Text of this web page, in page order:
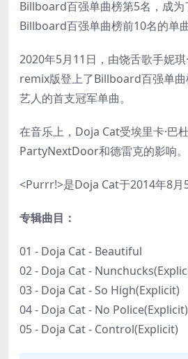
Billboard百强单曲榜第5名，成为
Billboard百强单曲榜前10名的单曲
2020年5月11日，由饶舌歌手妮琪
remix版登上了Billboard百强单
艺人的首支冠军单曲。
在音乐上，Doja Cat受埃里卡·巴
PartyNextDoor和德雷克的影响。
<Purrr!>是Doja Cat于2014年8月5
专辑曲目：
01 - Doja Cat - Beautiful
02 - Doja Cat -
03 - Doja Cat - So High(Explicit)
04 - Doja Cat - No Police(Explicit)
05 - Doja Cat - Control(Explicit)